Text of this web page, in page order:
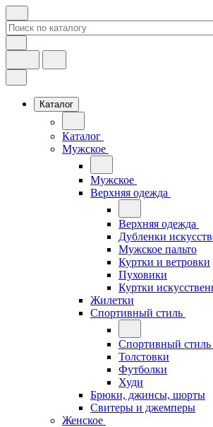
Каталог
Каталог
Мужское
Мужское
Верхняя одежда
Верхняя одежда
Дубленки
Мужское пальто
Куртки и ветровки
Пуховики
Куртки
Жилетки
Спортивный стиль
Спортивный стиль
Толстовки
Футболки
Худи
Брюки, джинсы, шорты
Свитеры и джемперы
Женское